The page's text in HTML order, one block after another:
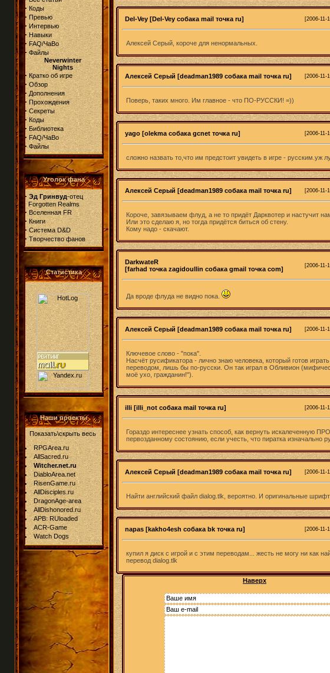
· Коды
· Превью
· Интервью
· Навыки
· FAQ/ЧаВо
· Файлы
Neverwinter
Nights
· Кратко об игре
· Обзор
· Дополнения
· Прохождения
· Секреты
· Коды
· Библиотека
· FAQ/ЧаВо
· Файлы
Уголок фана
· Эд Гринвуд-отец
Forgotten Realms
· Вселенная FR
· Книги
· Система D&D
· Творчество фанов
Статистика
Наши проекты
Показать\скрыть весь
RPGArea.ru
AllSacred.ru
Witcher.net.ru
DiabloArea.net
RisenGame.ru
AllDisciples.ru
DragonAge-area
AllDishonored.ru
APB: RUloaded
ACR-Game
Watch Dogs
Del-Vey [Del-Vey собака mail точка ru] [2006-11-
Алексей Серый, короче для ненормальных.
Алексей Серый [deadman1989 собака mail точка ru] [2006-11-
Поверь, таких много. Им главное - что ПО-РУССКИ! =))
yago [olekma собака gcnet точка ru] [2006-11-
сложно назвать то,что им предстоит увидеть в игре - русским.уж
Алексей Серый [deadman1989 собака mail точка ru] [2006-11-
Короче, завязываем флуд, а не то придёт Дарквотер и настучит
Или это сделаю я, но тогда придётся биться об стену.
Кому надо - скачают.
DarkwateR
[farhad точка zagidoullin собака gmail точка com]
[2006-11-
Да вроде флуда не видно пока.
Алексей Серый [deadman1989 собака mail точка ru] [2006-11-
Ключевое слово - "пока".
Насчёт русификатора - лично знаю человека, который готов
переводом, лишь бы по-русски. Он так играл в Обливион
моё ухо, гражданин!").
illi [illi_not собака mail точка ru] [2006-11-
Гораздо интереснее узнать способ, как вернуть искалеченную
первозданному состоянию, если учесть, что пиратка изначально
Алексей Серый [deadman1989 собака mail точка ru] [2006-11-
Найти английский файл dialog.tlk, вероятно. И оригинальные
napas [kakho4esh собака bk точка ru] [2006-11-
купил я диск с игрой и с этим переводам... жесть не могу ни как
перевод dialog.tlk
Наверх